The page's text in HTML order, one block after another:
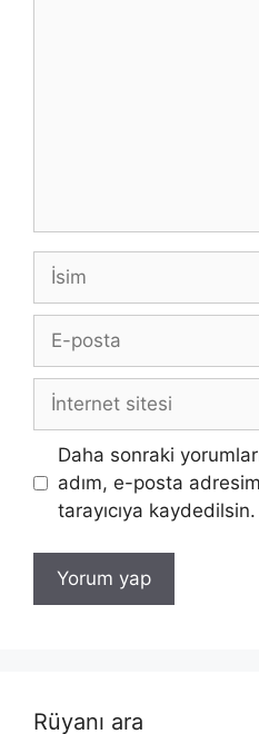
İsim
posta
İnternet
sitesi
Daha sonraki
adım, e-posta
tarayıcıya kaydedilsin.
Rüyanı ara